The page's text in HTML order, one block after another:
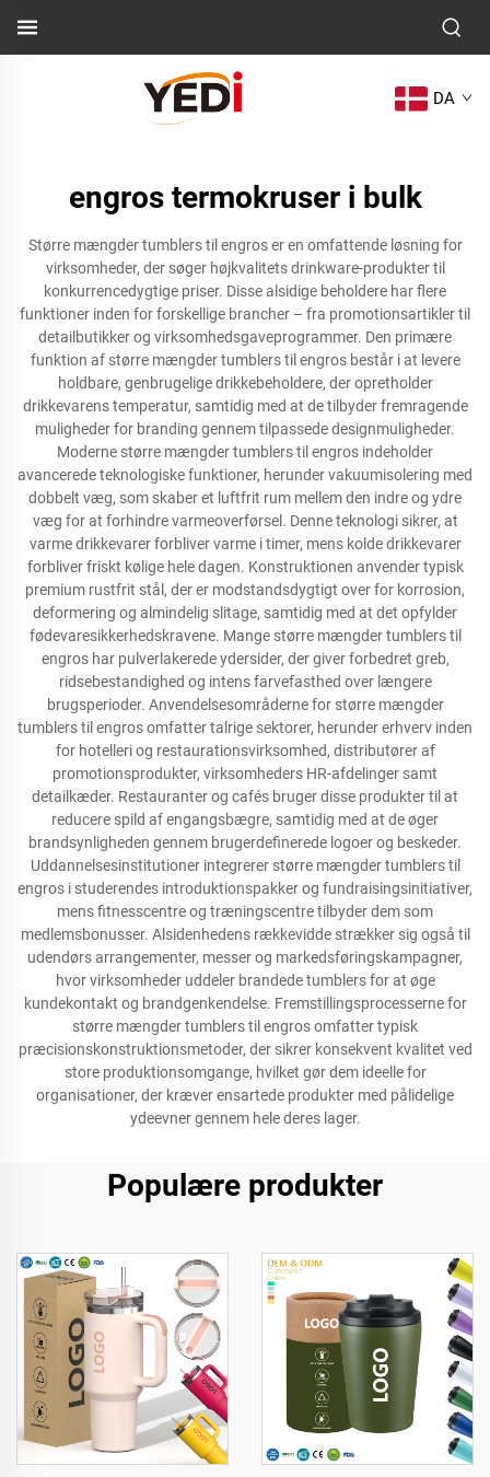
DA
engros termokruser i bulk
Større mængder tumblers til engros er en omfattende løsning for
virksomheder, der søger højkvalitets drinkware-produkter til
konkurrencedygtige priser. Disse alsidige beholdere har flere
funktioner inden for forskellige brancher – fra promotionsartikler til
detailbutikker og virksomhedsgaveprogrammer. Den primære
funktion af større mængder tumblers til engros består i at levere
holdbare, genbrugelige drikkebeholdere, der opretholder
drikkevarens temperatur, samtidig med at de tilbyder fremragende
muligheder for branding gennem tilpassede designmuligheder.
Moderne større mængder tumblers til engros indeholder
avancerede teknologiske funktioner, herunder vakuumisolering med
dobbelt væg, som skaber et luftfrit rum mellem den indre og ydre
væg for at forhindre varmeoverførsel. Denne teknologi sikrer, at
varme drikkevarer forbliver varme i timer, mens kolde drikkevarer
forbliver friskt kølige hele dagen. Konstruktionen anvender typisk
premium rustfrit stål, der er modstandsdygtigt over for korrosion,
deformering og almindelig slitage, samtidig med at det opfylder
fødevaresikkerhedskravene. Mange større mængder tumblers til
engros har pulverlakerede ydersider, der giver forbedret greb,
ridsebestandighed og intens farvefasthed over længere
brugsperioder. Anvendelsesområderne for større mængder
tumblers til engros omfatter talrige sektorer, herunder erhverv inden
for hotelleri og restaurationsvirksomhed, distributører af
promotionsprodukter, virksomheders HR-afdelinger samt
detailkæder. Restauranter og cafés bruger disse produkter til at
reducere spild af engangsbægre, samtidig med at de øger
brandsynligheden gennem brugerdefinerede logoer og beskeder.
Uddannelsesinstitutioner integrerer større mængder tumblers til
engros i studerendes introduktionspakker og fundraisingsinitiativer,
mens fitnesscentre og træningscentre tilbyder dem som
medlemsbonusser. Alsidenhedens rækkevidde strækker sig også til
udendørs arrangementer, messer og markedsføringskampagner,
hvor virksomheder uddeler brandede tumblers for at øge
kundekontakt og brandgenkendelse. Fremstillingsprocesserne for
større mængder tumblers til engros omfatter typisk
præcisionskonstruktionsmetoder, der sikrer konsekvent kvalitet ved
store produktionsomgange, hvilket gør dem ideelle for
organisationer, der kræver ensartede produkter med pålidelige
ydeevner gennem hele deres lager.
Populære produkter